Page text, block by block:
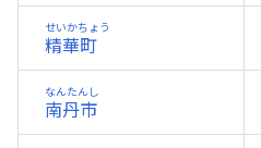
精華町
せいかちょう
南丹市
なんたんし